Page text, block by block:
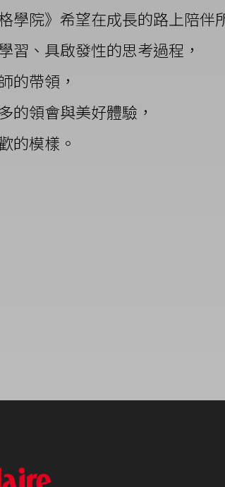
學院》希望在成長的路上陪伴
習、具啟發性的思考過程，
的帶領，
的領會與美好體驗，
的模樣。